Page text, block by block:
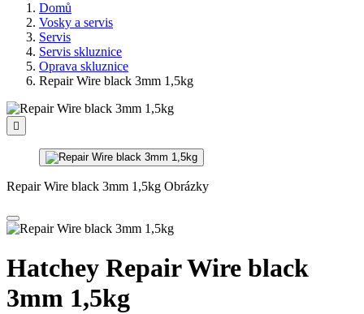
Domů
Vosky a servis
Servis
Servis skluznice
Oprava skluznice
Repair Wire black 3mm 1,5kg

Repair Wire black 3mm 1,5kg Obrázky
Hatchey Repair Wire black
3mm 1,5kg